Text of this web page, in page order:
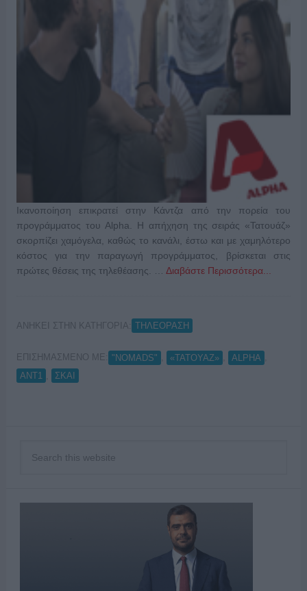
Ικανοποίηση επικρατεί στην Κάντζα από την πορεία του
προγράμματος του Alpha. Η απήχηση της σειράς «Τατουάζ»
σκορπίζει χαμόγελα, καθώς το κανάλι, έστω και με χαμηλότερο
κόστος για την παραγωγή προγράμματος, βρίσκεται στις
πρώτες θέσεις της τηλεθέασης. … Διαβάστε Περισσότερα...
ΑΝΗΚΕΙ ΣΤΗΝ ΚΑΤΗΓΟΡΙΑ: ΤΗΛΕΟΡΑΣΗ
ΕΠΙΣΗΜΑΣΜΕΝΟ ΜΕ: "NOMADS" «ΤΑΤΟΥΑΖ» ALPHA
ΑΝΤ1
ΣΚΑΙ